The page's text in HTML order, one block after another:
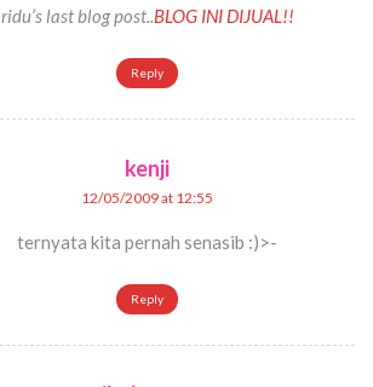
ridu’s last blog post..BLOG INI DIJUAL!!
Reply
kenji
12/05/2009 at 12:55
ternyata kita pernah senasib :)>-
Reply